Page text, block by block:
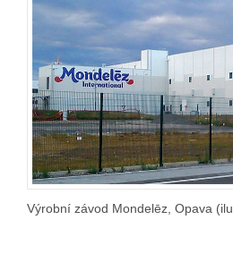
Výrobní závod Mondelēz, Opava